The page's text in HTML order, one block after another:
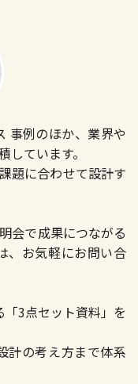
事例のほか、業界や
ています。
題に合わせて設計す
会で成果につながる
、お気軽にお問い合
3点セット資料」を
計の考え方まで体系